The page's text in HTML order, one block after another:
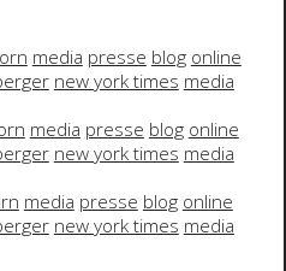
media presse blog online
new york times media
media presse blog online
new york times media
media presse blog online
new york times media